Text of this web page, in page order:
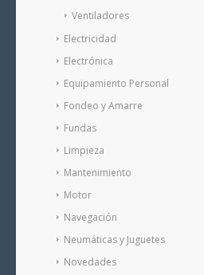
Ventiladores
Electricidad
Electrónica
Equipamiento Personal
Fondeo y Amarre
Fundas
Limpieza
Mantenimiento
Motor
Navegación
Neumáticas y Juguetes
Novedades